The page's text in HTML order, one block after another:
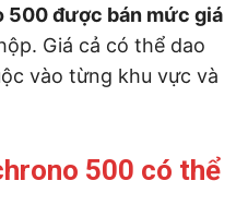
500 được bán mức giá
Giá cả có thể dao
vào từng khu vực và
500 có thể